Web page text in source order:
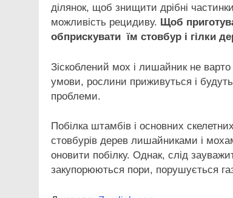
ділянок, щоб знищити дрібні
можливість рецидиву. Щоб
обприскувати їм стовбур і гілки
Зіскоблений мох і лишайник не
умови, рослини приживуться і
проблеми.
Побілка штамбів і основних
стовбурів дерев лишайниками і
оновити побілку. Однак, слід
закупорюються пори, порушується